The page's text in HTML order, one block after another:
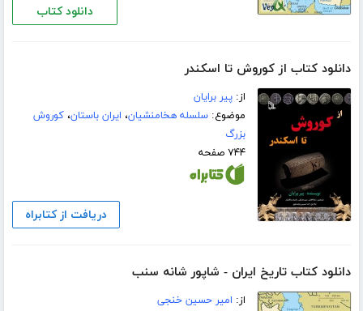
دانلود کتاب
دانلود کتاب از کوروش تا اسکندر
از:پیر برایان
موضوع:سلسله هخامنشیان، ایران باستان،کوروش
بزرگ
۷۴۴ صفحه
دریافت از کتابراه
دانلود کتاب تاریخ ایران - شاپور شانه سنب
از: امیر حسین خنجی